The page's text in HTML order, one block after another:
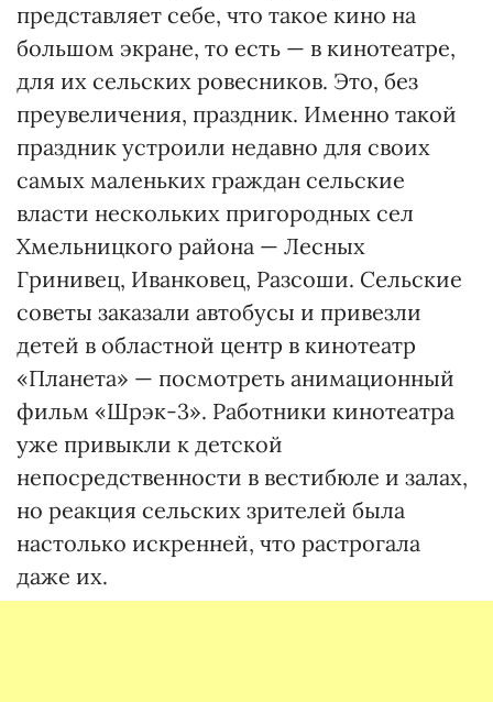
представляет себе, что такое кино на
большом экране, то есть — в кинотеатре,
для их сельских ровесников. Это, без
преувеличения, праздник. Именно такой
праздник устроили недавно для своих
самых маленьких граждан сельские
власти нескольких пригородных сел
Хмельницкого района — Лесных
Гринивец, Иванковец, Разсоши. Сельские
советы заказали автобусы и привезли
детей в областной центр в кинотеатр
«Планета» — посмотреть анимационный
фильм «Шрэк-3». Работники кинотеатра
уже привыкли к детской
непосредственности в вестибюле и залах,
но реакция сельских зрителей была
настолько искренней, что растрогала
даже их.